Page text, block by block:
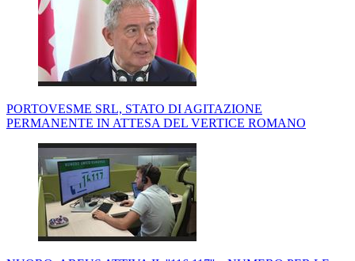
PORTOVESME SRL, STATO DI AGITAZIONE
PERMANENTE IN ATTESA DEL VERTICE ROMANO